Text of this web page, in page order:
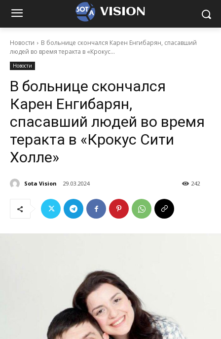
VISION
Новости
В больнице скончался Карен Енгибарян, спасавший
людей во время теракта в «Крокус...
Новости
В больнице скончался
Карен Енгибарян,
спасавший людей во время
теракта в «Крокус Сити
Холле»
Sota Vision 29.03.2024 242